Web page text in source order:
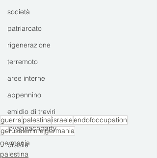
società
patriarcato
rigenerazione
terremoto
aree interne
appennino
emidio di treviri
jovabeachparty
brasile
guerrapalestinaisraeleendofoccupation
gerusalemmegermania
germania
palestina